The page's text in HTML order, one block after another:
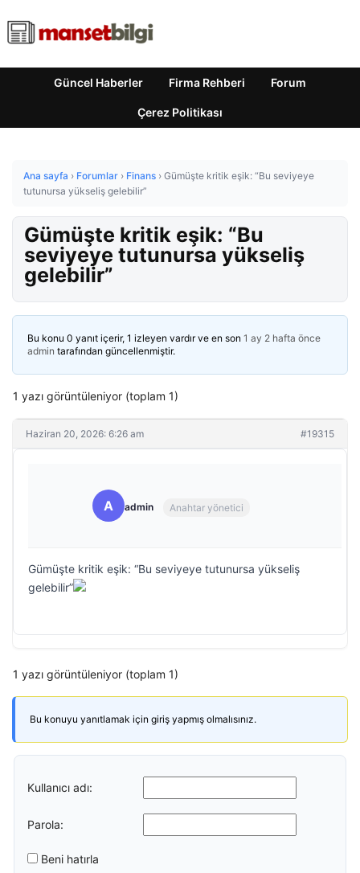
Güncel Haberler Firma Rehberi Forum
Çerez Politikası
Ana sayfa › Forumlar › Finans › Gümüşte kritik eşik: “Bu seviyeye
tutunursa yükseliş gelebilir”
Gümüşte kritik eşik: “Bu
seviyeye tutunursa yükseliş
gelebilir”
Bu konu 0 yanıt içerir, 1 izleyen vardır ve en son 1 ay 2 hafta önce
admin tarafından güncellenmiştir.
1 yazı görüntüleniyor (toplam 1)
Haziran 20, 2026: 6:26 am #19315
A admin Anahtar yönetici
Gümüşte kritik eşik: “Bu seviyeye tutunursa yükseliş
gelebilir”
1 yazı görüntüleniyor (toplam 1)
Bu konuyu yanıtlamak için giriş yapmış olmalısınız.
Kullanıcı adı:
Parola:
Beni hatırla